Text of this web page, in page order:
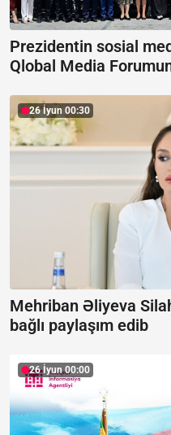
Prezidentin sosial
Qlobal Media
26 İyun 00:30
Mehriban Əliyeva
bağlı paylaşım edib
26 İyun 00:00